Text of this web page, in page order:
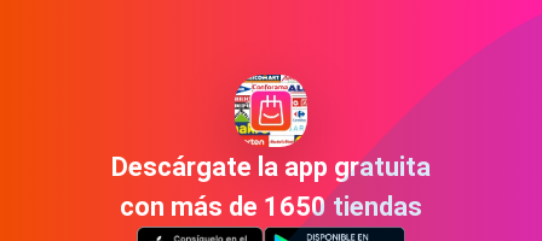
Descárgate la app gratuita
con más de 1650 tiendas